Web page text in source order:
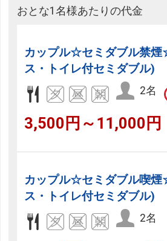
おとな1名様あたりの代金
カップル☆セミダブル禁
ス・トイレ付セミダブル)
2名
3,500円～11,000円
カップル☆セミダブル喫
ス・トイレ付セミダブル)
2名